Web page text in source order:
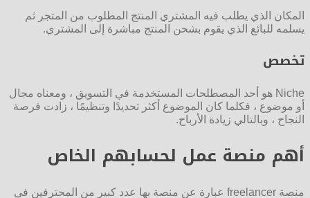
المكان الذي يطلب فيه المشتري المنتج المطلوب من المتجر ثم
يسلمه للبائع الذي يقوم بشحن المنتج مباشرة إلى المشتري.
تخصص
Niche هو أحد المصطلحات المستخدمة في التسويق ، ومعناه مجال
أو موضوع ، فكلما كان الموضوع أكثر تحديدًا وتنظيمًا ، زادت فرصة
النجاح ، وبالتالي زيادة الأرباح.
أهم منصة عمل لحسابهم الخاص
منصة freelancer عبارة عن منصة بها عدد كبير من المحترفين في